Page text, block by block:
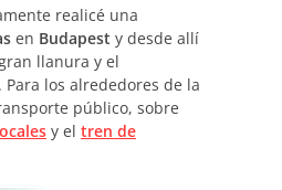
realicé una
en Budapest y desde allí
llanura y el
los alrededores de la
público, sobre
y el tren de